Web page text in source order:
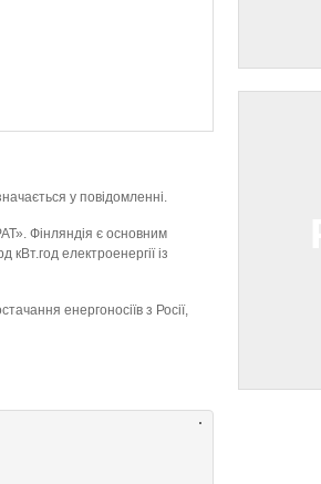
у повідомленні.
Фінляндія є основним
електроенергії із
енергоносіїв з Росії,